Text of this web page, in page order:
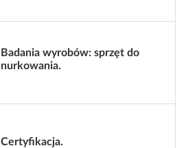
Badania wyrobów: sprzęt do
nurkowania.
Certyfikacja.